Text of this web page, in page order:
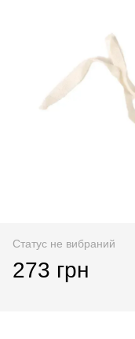
Статус не вибраний
273 грн